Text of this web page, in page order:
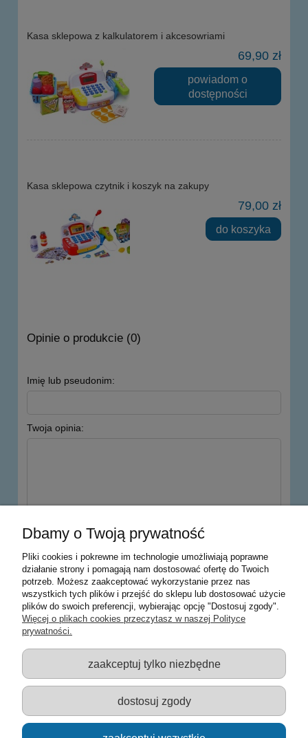
Kasa sklepowa z kalkulatorem i akcesowriami
69,90 zł
powiadom o
dostępności
Kasa sklepowa czytnik i koszyk na zakupy
79,00 zł
do koszyka
Opinie o produkcie (0)
Imię lub pseudonim:
Twoja opinia:
Warunki zakupów
Moje konto
Informacje o sklepie
Sklep z zabawkami Łódź :: Hurownia zabawek :: Zabawki
edukacyjne :: Zestawy artystyczne :: Zabawki :: samochody Welly
:: Zabawkownia :: zabawki dla dzieci :: Lalki :: Klocki :: Artykuły
szkolne ::
Dbamy o Twoją prywatność
Pliki cookies i pokrewne im technologie umożliwiają poprawne
działanie strony i pomagają nam dostosować ofertę do Twoich
potrzeb. Możesz zaakceptować wykorzystanie przez nas
wszystkich tych plików i przejść do sklepu lub dostosować użycie
plików do swoich preferencji, wybierając opcję "Dostosuj zgody".
Więcej o plikach cookies przeczytasz w naszej Polityce
prywatności.
zaakceptuj tylko niezbędne
dostosuj zgody